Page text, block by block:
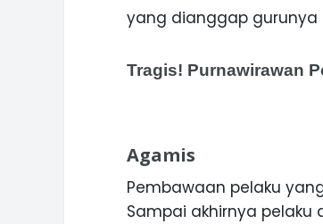
yang dianggap gurunya
Tragis! Purnawirawan
Agamis
Pembawaan pelaku
Sampai akhirnya pelaku
DURIAN SEGULUNG